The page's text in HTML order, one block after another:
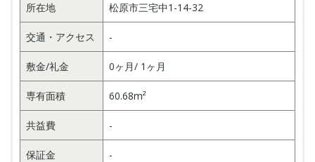
所在地 松原市三宅中1-14-32
交通・アクセス -
敷金/礼金 0ヶ月/ 1ヶ月
専有面積 60.68m²
共益費 -
保証金 -